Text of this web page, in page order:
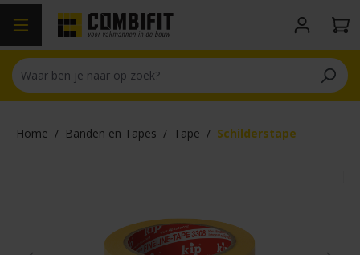
Home / Banden en Tapes / Tape / Schilderstape